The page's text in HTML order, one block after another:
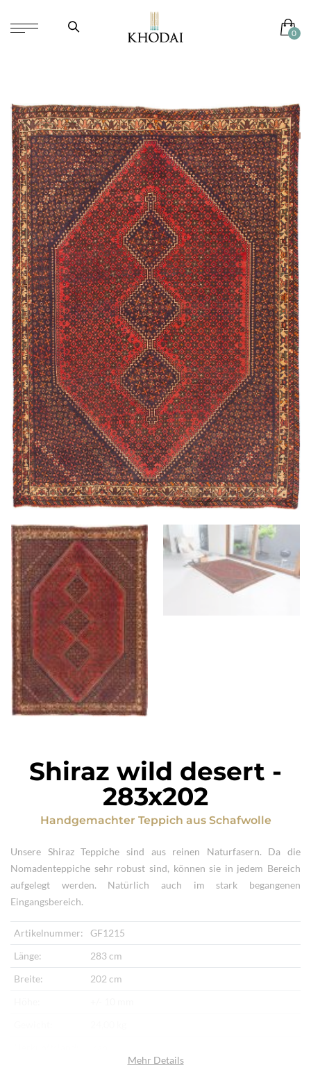
Shiraz wild desert -
283x202
Handgemachter Teppich aus Schafwolle
Unsere Shiraz Teppiche sind aus reinen Naturfasern. Da die
Nomadenteppiche sehr robust sind, können sie in jedem Bereich
aufgelegt werden. Natürlich auch im stark begangenen
Eingangsbereich.
Artikelnummer:
GF1215
Länge:
283 cm
Breite:
202 cm
Mehr Details